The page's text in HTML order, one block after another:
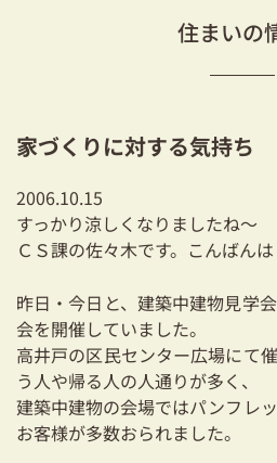
お客様
保証／アフター
建て替えをお
リフォーム・リノベーシ
必見！土地からお
資金計画につい
住まいの
家づくりに対する気持ち
2006.10.15
すっかり涼しくなりましたね～
ＣＳ課の佐々木です。こんばんは
昨日・今日と、建築中建物見学
会を開催していました。
高井戸の区民センター広場にて
う人や帰る人の人通りが多く、
建築中建物の会場ではパンフレ
お客様が多数おられました。